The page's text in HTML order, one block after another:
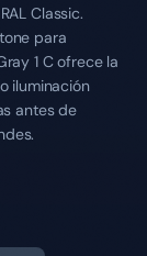
Classic.
para
1 C ofrece la
iluminación
antes de